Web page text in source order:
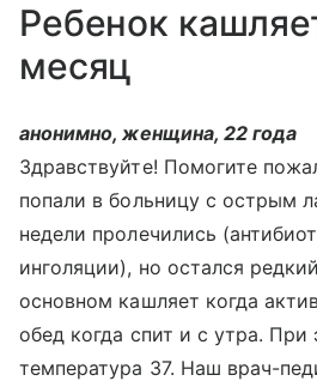
Ребенок
месяц
анонимно, женщина, 22 года
Здравствуйте! Помогите
попали в больницу с острым
недели пролечились
инголяции), но остался
основном кашляет когда
обед когда спит и с утра.
температура 37. Наш врач-